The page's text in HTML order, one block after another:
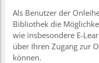
Als Benutzer der
Bibliothek die
wie insbesondere E-
über Ihren Zugang zur
können.